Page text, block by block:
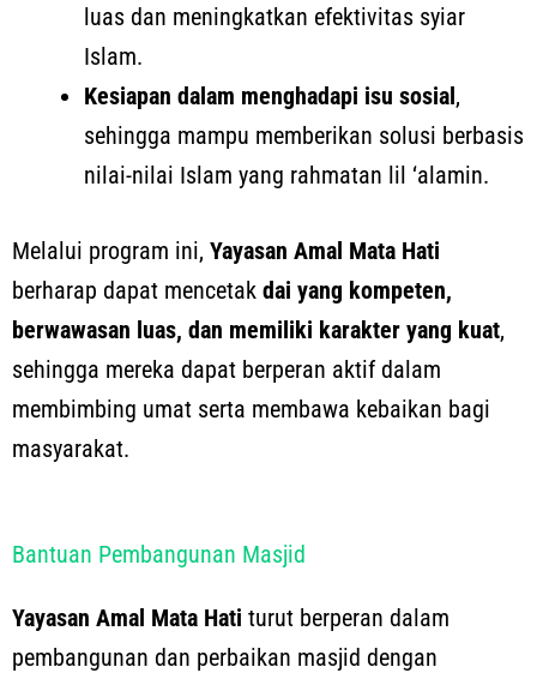
luas dan meningkatkan efektivitas syiar
Islam.
Kesiapan dalam menghadapi isu sosial,
sehingga mampu memberikan solusi berbasis
nilai-nilai Islam yang rahmatan lil ‘alamin.
Melalui program ini, Yayasan Amal Mata Hati
berharap dapat mencetak dai yang kompeten,
berwawasan luas, dan memiliki karakter yang kuat,
sehingga mereka dapat berperan aktif dalam
membimbing umat serta membawa kebaikan bagi
masyarakat.
Bantuan Pembangunan Masjid
Yayasan Amal Mata Hati turut berperan dalam
pembangunan dan perbaikan masjid dengan